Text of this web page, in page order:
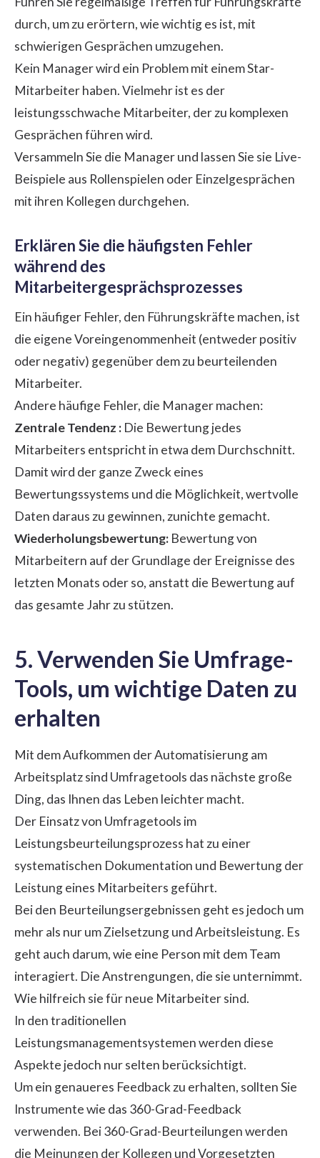
durch, um zu erörtern, wie wichtig es ist, mit
schwierigen Gesprächen umzugehen.
Kein Manager wird ein Problem mit einem Star-
Mitarbeiter haben. Vielmehr ist es der
leistungsschwache Mitarbeiter, der zu komplexen
Gesprächen führen wird.
Versammeln Sie die Manager und lassen Sie sie Live-
Beispiele aus Rollenspielen oder Einzelgesprächen
mit ihren Kollegen durchgehen.
Erklären Sie die häufigsten Fehler
während des
Mitarbeitergesprächsprozesses
Ein häufiger Fehler, den Führungskräfte machen, ist
die eigene Voreingenommenheit (entweder positiv
oder negativ) gegenüber dem zu beurteilenden
Mitarbeiter.
Andere häufige Fehler, die Manager machen:
Zentrale Tendenz : Die Bewertung jedes
Mitarbeiters entspricht in etwa dem Durchschnitt.
Damit wird der ganze Zweck eines
Bewertungssystems und die Möglichkeit, wertvolle
Daten daraus zu gewinnen, zunichte gemacht.
Wiederholungsbewertung: Bewertung von
Mitarbeitern auf der Grundlage der Ereignisse des
letzten Monats oder so, anstatt die Bewertung auf
das gesamte Jahr zu stützen.
5. Verwenden Sie Umfrage-
Tools, um wichtige Daten zu
erhalten
Mit dem Aufkommen der Automatisierung am
Arbeitsplatz sind Umfragetools das nächste große
Ding, das Ihnen das Leben leichter macht.
Der Einsatz von Umfragetools im
Leistungsbeurteilungsprozess hat zu einer
systematischen Dokumentation und Bewertung der
Leistung eines Mitarbeiters geführt.
Bei den Beurteilungsergebnissen geht es jedoch um
mehr als nur um Zielsetzung und Arbeitsleistung. Es
geht auch darum, wie eine Person mit dem Team
interagiert. Die Anstrengungen, die sie unternimmt.
Wie hilfreich sie für neue Mitarbeiter sind.
In den traditionellen
Leistungsmanagementsystemenwerden diese
Aspekte jedoch nur selten berücksichtigt.
Um ein genaueres Feedback zu erhalten, sollten Sie
Instrumente wie das 360-Grad-Feedback
verwenden. Bei 360-Grad-Beurteilungen werden
die Meinungen der Kollegen und Vorgesetzten